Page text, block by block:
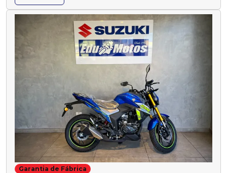
Garantia de Fábrica